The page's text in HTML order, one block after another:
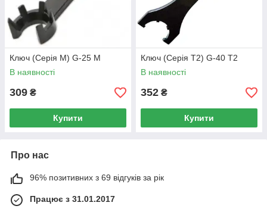
Ключ (Серія М) G-25 M
В наявності
309 ₴
Купити
Ключ (Серія T2) G-40 T2
В наявності
352 ₴
Купити
Про нас
96% позитивних з 69 відгуків за рік
Працює з 31.01.2017